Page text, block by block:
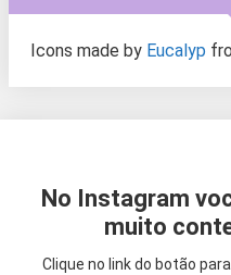
Icons made by Eucalyp
No Instagram
muito
Clique no link do botão